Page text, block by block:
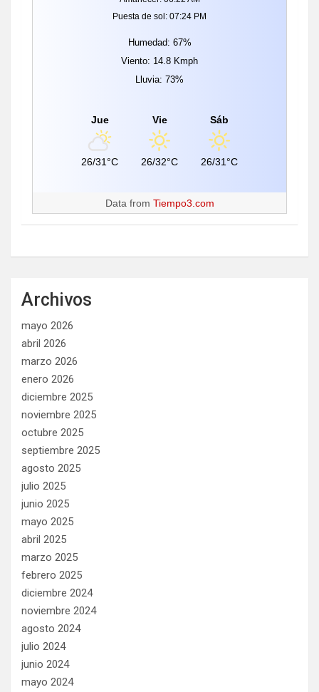
Puesta de sol: 07:24 PM
Humedad: 67%
Viento: 14.8 Kmph
Lluvia: 73%
Jue
26/31°C
Vie
26/32°C
Sáb
26/31°C
Data from Tiempo3.com
Archivos
mayo 2026
abril 2026
marzo 2026
enero 2026
diciembre 2025
noviembre 2025
octubre 2025
septiembre 2025
agosto 2025
julio 2025
junio 2025
mayo 2025
abril 2025
marzo 2025
febrero 2025
diciembre 2024
noviembre 2024
agosto 2024
julio 2024
junio 2024
mayo 2024